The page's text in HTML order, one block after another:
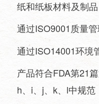
纸和纸板材料及制品
通过ISO9001质量
通过ISO14001环境
产品符合FDA第21
h、i、j、k、l中规范